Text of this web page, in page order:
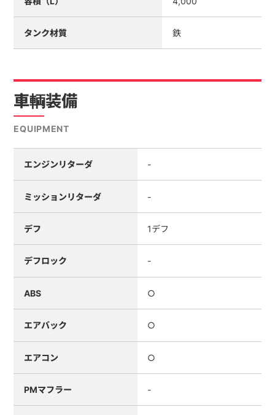
タンク材質 鉄
車輌装備
EQUIPMENT
エンジンリターダ -
ミッションリターダ -
デフ 1デフ
デフロック -
ABS ○
エアバック ○
エアコン ○
PMマフラー -